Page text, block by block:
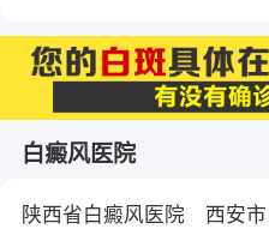
白癜风医院
陕西省白癜风医院 西安